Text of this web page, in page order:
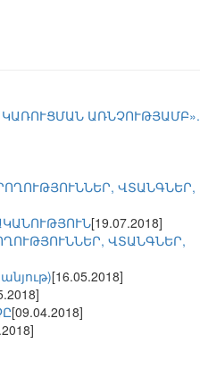
ԱՌՆՉՈՒԹՅԱՄԲ».
ՎՏԱՆԳՆԵՐ,
[19.07.2018]
ՎՏԱՆԳՆԵՐ,
[16.05.2018]
[09.04.2018]